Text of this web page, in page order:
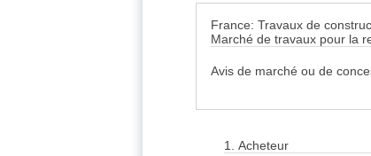
France: Travaux de
Marché de travaux pour la
Avis de marché ou de
1.Acheteur